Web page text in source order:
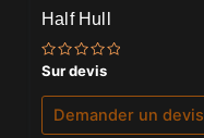
Half Hull
Note
0
sur
Sur devis
Demander un devis